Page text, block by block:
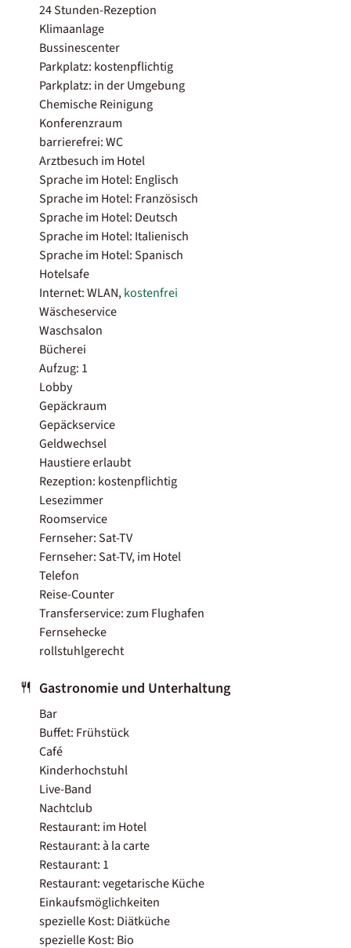
24 Stunden-Rezeption
Klimaanlage
Bussinescenter
Parkplatz: kostenpflichtig
Parkplatz: in der Umgebung
Chemische Reinigung
Konferenzraum
barrierefrei: WC
Arztbesuch im Hotel
Sprache im Hotel: Englisch
Sprache im Hotel: Französisch
Sprache im Hotel: Deutsch
Sprache im Hotel: Italienisch
Sprache im Hotel: Spanisch
Hotelsafe
Internet: WLAN,kostenfrei
Wäscheservice
Waschsalon
Bücherei
Aufzug: 1
Lobby
Gepäckraum
Gepäckservice
Geldwechsel
Haustiere erlaubt
Rezeption: kostenpflichtig
Lesezimmer
Roomservice
Fernseher: Sat-TV
Fernseher: Sat-TV, im Hotel
Telefon
Reise-Counter
Transferservice: zum Flughafen
Fernsehecke
rollstuhlgerecht
Gastronomie und Unterhaltung
Bar
Buffet: Frühstück
Café
Kinderhochstuhl
Live-Band
Nachtclub
Restaurant: im Hotel
Restaurant: à la carte
Restaurant: 1
Restaurant: vegetarische Küche
Einkaufsmöglichkeiten
spezielle Kost: Diätküche
spezielle Kost: Bio